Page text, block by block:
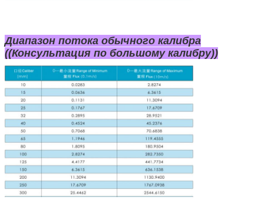
Диапазон потока обычного калибра
((Консультация по большому калибру))